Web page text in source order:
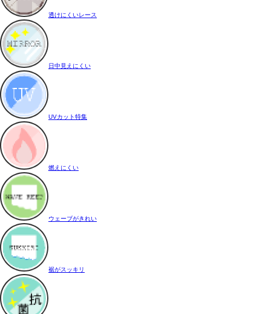
透けにくいレース
日中見えにくい
UVカット特集
燃えにくい
ウェーブがきれい
裾がスッキリ